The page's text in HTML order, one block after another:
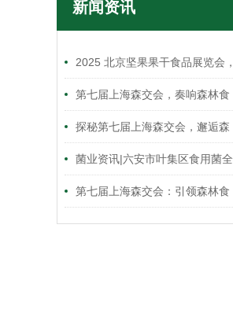
新闻资讯
2025 北京坚果果干食品展览会，
开启坚果果干产业新篇
第七届上海森交会，奏响森林食
品产业发展强音
探秘第七届上海森交会，邂逅森
林食品之美
菌业资讯|六安市叶集区食用菌全
产业链项目开工，开启发展新篇
章，总投资5.1亿元
第七届上海森交会：引领森林食
品产业潮流